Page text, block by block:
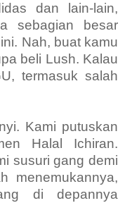
dan lain-lain,
sebagian besar
Nah, buat kamu
beli Lush. Kalau
termasuk salah
Kami putuskan
Halal Ichiran.
susuri gang demi
menemukannya,
di depannya